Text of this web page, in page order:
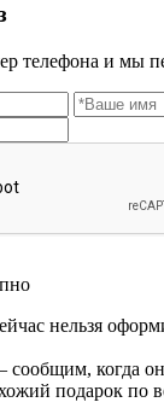
телефона и мы
нельзя
сообщим, когда
подарок по